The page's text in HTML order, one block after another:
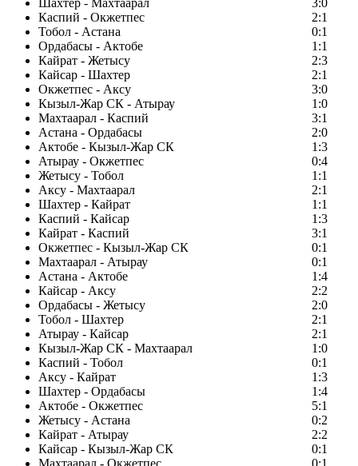
Шахтер - Махтаарал
3:0
Каспий - Окжетпес
2:1
Тобол - Астана
0:1
Ордабасы - Актобе
1:1
Кайрат - Жетысу
2:3
Кайсар - Шахтер
2:1
Окжетпес - Аксу
3:0
Кызыл-Жар СК - Атырау
1:0
Махтаарал - Каспий
3:1
Астана - Ордабасы
2:0
Актобе - Кызыл-Жар СК
1:3
Атырау - Окжетпес
0:4
Жетысу - Тобол
1:1
Аксу - Махтаарал
2:1
Шахтер - Кайрат
1:1
Каспий - Кайсар
1:3
Кайрат - Каспий
3:1
Окжетпес - Кызыл-Жар СК
0:1
Махтаарал - Атырау
0:1
Астана - Актобе
1:4
Кайсар - Аксу
2:2
Ордабасы - Жетысу
2:0
Тобол - Шахтер
2:1
Атырау - Кайсар
2:1
Кызыл-Жар СК - Махтаарал
1:0
Каспий - Тобол
0:1
Аксу - Кайрат
1:3
Шахтер - Ордабасы
1:4
Актобе - Окжетпес
5:1
Жетысу - Астана
0:2
Кайрат - Атырау
2:2
Кайсар - Кызыл-Жар СК
0:1